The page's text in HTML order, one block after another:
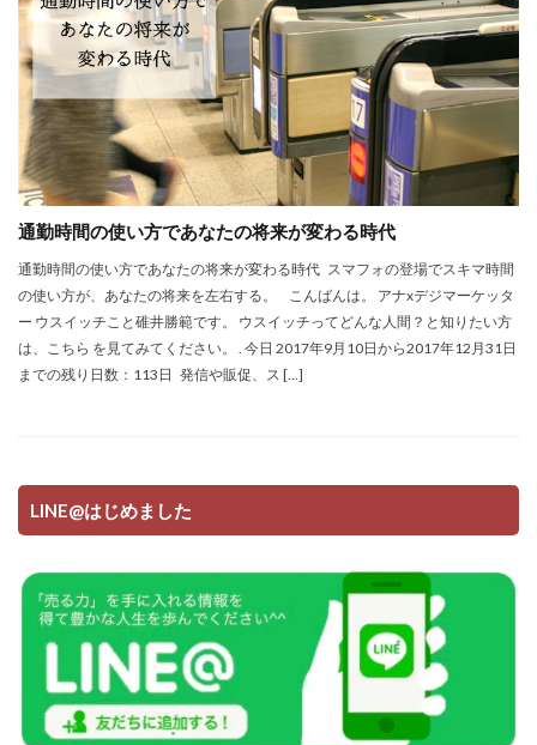
通勤時間の使い方であなたの将来が変わる時代
通勤時間の使い方であなたの将来が変わる時代 スマフォの登場でスキマ時間
の使い方が、あなたの将来を左右する。 こんばんは。 アナxデジマーケッタ
ー ウスイッチこと碓井勝範です。 ウスイッチってどんな人間？と知りたい方
は、こちら を見てみてください。 . 今日 2017年9月10日から2017年12月31日
までの残り日数：113日 発信や販促、ス […]
LINE@はじめました